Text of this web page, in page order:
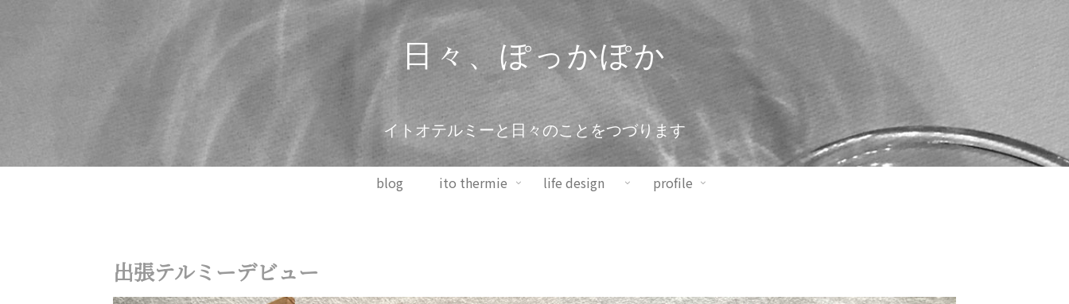
日々、ぽっかぽか
イトオテルミーと日々のことをつづります
blog ito thermie life design profile
出張テルミーデビュー